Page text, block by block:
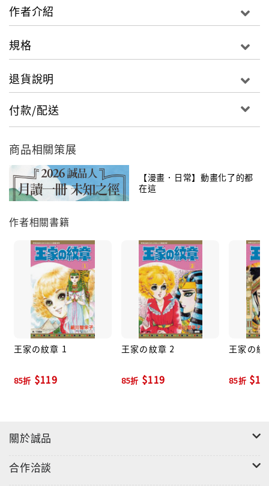
作者介紹
規格
退貨說明
付款/配送
商品相關策展
【漫畫．日常】動畫化了的都
在這
作者相關書籍
王家の紋章 1
85折 $119
王家の紋章 2
85折 $119
王家の紋
85折
關於誠品
合作洽談